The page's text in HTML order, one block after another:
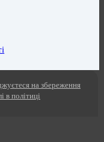
на збереження
в політиці